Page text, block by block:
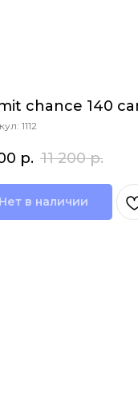
chance 140
1112
р. 11 200 р.
Нет в наличии